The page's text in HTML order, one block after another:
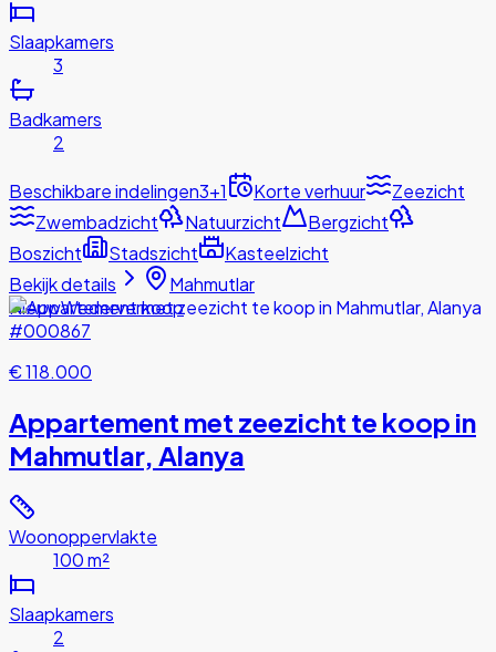
Slaapkamers
3
Badkamers
2
Beschikbare indelingen3+1 Korte verhuur
Zeezicht
Zwembadzicht
Natuurzicht
Bergzicht
Boszicht
Stadszicht
Kasteelzicht
Bekijk details
Mahmutlar
NieuwWederverkoop
#000867
€ 118.000
Appartement met zeezicht te koop in
Mahmutlar, Alanya
Woonoppervlakte
100 m²
Slaapkamers
2